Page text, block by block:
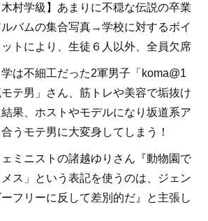
木村学級】あまりに不穏な伝説の卒業
ルバムの集合写真→学校に対するボイ
ットにより、生徒６人以外、全員欠席
は不細工だった2軍男子「koma@1
テ男」さん、筋トレや美容で垢抜け
結果、ホストやモデルになり坂道系ア
うモテ男に大変身してしまう！
ェミニストの諸越ゆりさん『動物園で
メス」という表記を使うのは、ジェン
ーフリーに反して差別的だ』と主張し